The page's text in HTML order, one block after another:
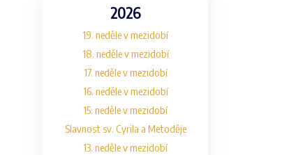
2026
19. neděle v mezidobí
18. neděle v mezidobí
17. neděle v mezidobí
16. neděle v mezidobí
15. neděle v mezidobí
Slavnost sv. Cyrila a Metoděje
13. neděle v mezidobí